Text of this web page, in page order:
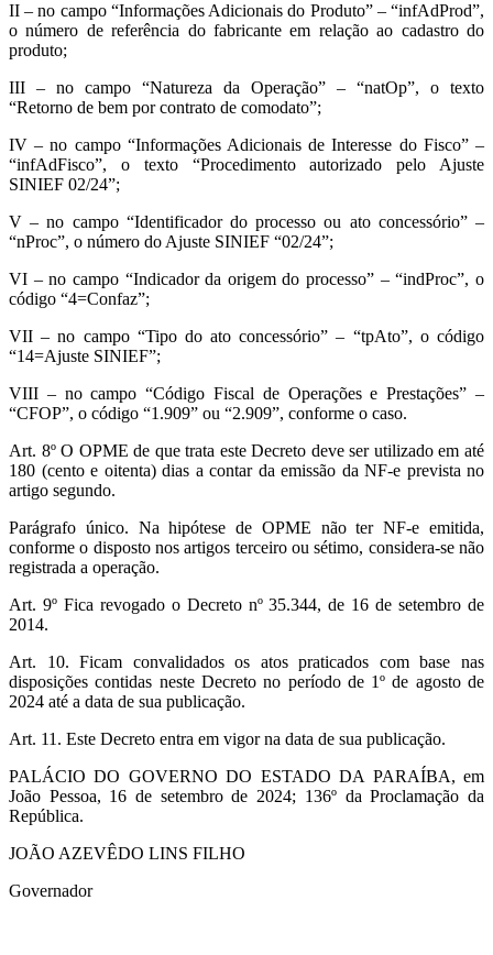
II – no campo “Informações Adicionais do Produto” – “infAdProd”,
o número de referência do fabricante em relação ao cadastro do
produto;
III – no campo “Natureza da Operação” – “natOp”, o texto
“Retorno de bem por contrato de comodato”;
IV – no campo “Informações Adicionais de Interesse do Fisco” –
“infAdFisco”, o texto “Procedimento autorizado pelo Ajuste
SINIEF 02/24”;
V – no campo “Identificador do processo ou ato concessório” –
“nProc”, o número do Ajuste SINIEF “02/24”;
VI – no campo “Indicador da origem do processo” – “indProc”, o
código “4=Confaz”;
VII – no campo “Tipo do ato concessório” – “tpAto”, o código
“14=Ajuste SINIEF”;
VIII – no campo “Código Fiscal de Operações e Prestações” –
“CFOP”, o código “1.909” ou “2.909”, conforme o caso.
Art. 8º O OPME de que trata este Decreto deve ser utilizado em até
180 (cento e oitenta) dias a contar da emissão da NF-e prevista no
artigo segundo.
Parágrafo único. Na hipótese de OPME não ter NF-e emitida,
conforme o disposto nos artigos terceiro ou sétimo, considera-se não
registrada a operação.
Art. 9º Fica revogado o Decreto nº 35.344, de 16 de setembro de
2014.
Art. 10. Ficam convalidados os atos praticados com base nas
disposições contidas neste Decreto no período de 1º de agosto de
2024 até a data de sua publicação.
Art. 11. Este Decreto entra em vigor na data de sua publicação.
PALÁCIO DO GOVERNO DO ESTADO DA PARAÍBA, em
João Pessoa, 16 de setembro de 2024; 136º da Proclamação da
República.
JOÃO AZEVÊDO LINS FILHO
Governador